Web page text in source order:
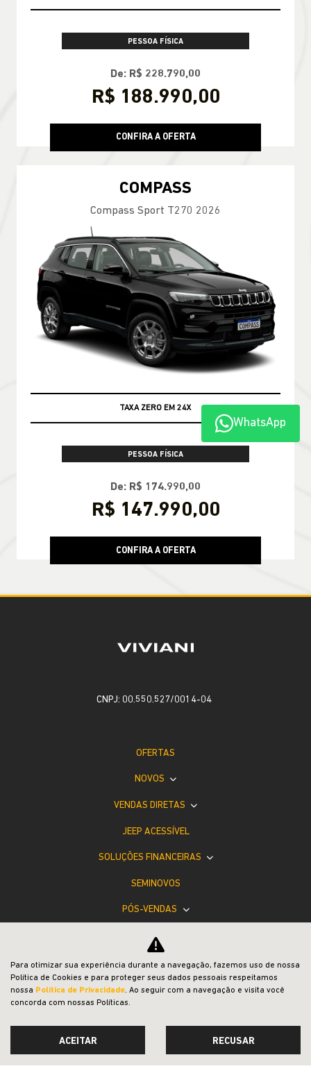
PESSOA FÍSICA
De: R$ 228.790,00
R$ 188.990,00
CONFIRA A OFERTA
COMPASS
Compass Sport T270 2026
TAXA ZERO EM 24X
PESSOA FÍSICA
De: R$ 174.990,00
R$ 147.990,00
CONFIRA A OFERTA
WhatsApp
CNPJ: 00.550.527/0014-04
OFERTAS
NOVOS
VENDAS DIRETAS
JEEP ACESSÍVEL
SOLUÇÕES FINANCEIRAS
SEMINOVOS
PÓS-VENDAS
INSTITUCIONAL
BLOG
COMPARATIVO
Para otimizar sua experiência durante a navegação, fazemos uso de nossa
Política de Cookies e para proteger seus dados pessoais respeitamos
nossa Política de Privacidade. Ao seguir com a navegação e visita você
concorda com nossas Políticas.
ACEITAR RECUSAR